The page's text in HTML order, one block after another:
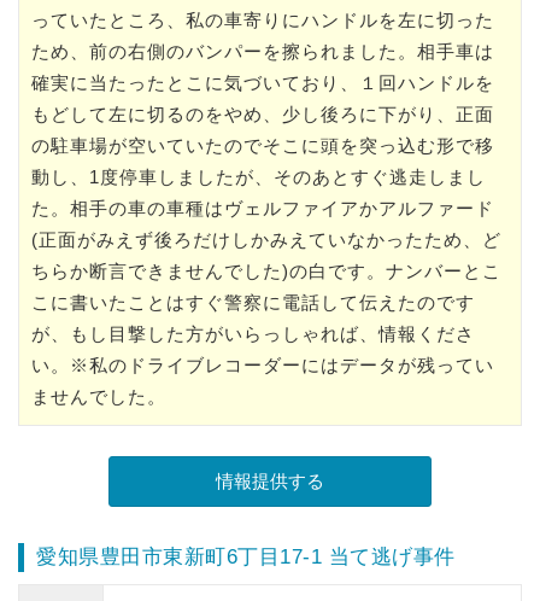
っていたところ、私の車寄りにハンドルを左に切った
ため、前の右側のバンパーを擦られました。相手車は
確実に当たったとこに気づいており、１回ハンドルを
もどして左に切るのをやめ、少し後ろに下がり、正面
の駐車場が空いていたのでそこに頭を突っ込む形で移
動し、1度停車しましたが、そのあとすぐ逃走しまし
た。相手の車の車種はヴェルファイアかアルファード
(正面がみえず後ろだけしかみえていなかったため、ど
ちらか断言できませんでした)の白です。ナンバーとこ
こに書いたことはすぐ警察に電話して伝えたのです
が、もし目撃した方がいらっしゃれば、情報くださ
い。※私のドライブレコーダーにはデータが残ってい
ませんでした。
愛知県豊田市東新町6丁目17-1 当て逃げ事件